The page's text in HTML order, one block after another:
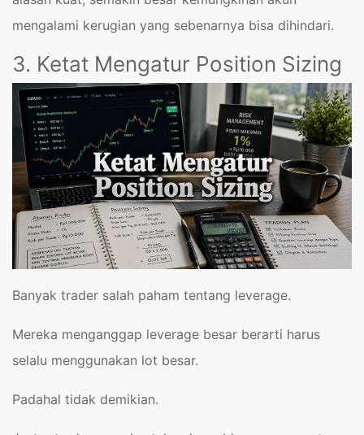
mengalami kerugian yang sebenarnya bisa dihindari.
3. Ketat Mengatur Position Sizing
Banyak trader salah paham tentang leverage.
Mereka menganggap leverage besar berarti harus
selalu menggunakan lot besar.
Padahal tidak demikian.